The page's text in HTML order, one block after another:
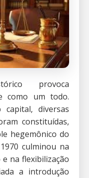
provoca
como um todo.
capital, diversas
constituídas,
hegemônico do
culminou na
na flexibilização
a introdução